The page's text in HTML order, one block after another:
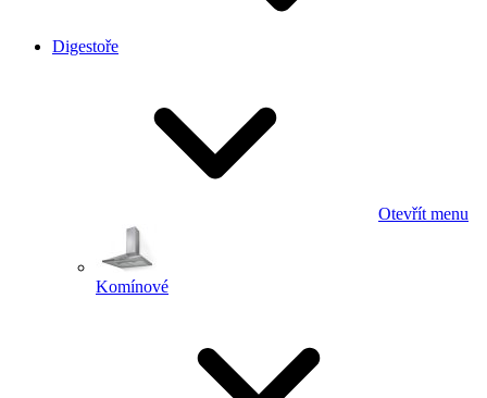
Digestoře
Otevřít menu
Komínové